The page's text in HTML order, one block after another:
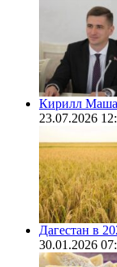
Кирилл
23.07.2026
Дагестан в
30.01.2026